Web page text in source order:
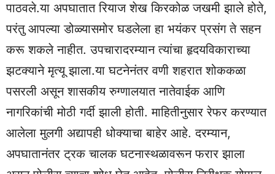
पाठवले.या अपघातात रियाज शेख किरकोळ जखमी झाले होते,
परंतु आपल्या डोळ्यासमोर घडलेला हा भयंकर प्रसंग ते सहन
करू शकले नाहीत. उपचारादरम्यान त्यांचा हृदयविकाराच्या
झटक्याने मृत्यू झाला.या घटनेनंतर वणी शहरात शोककळा
पसरली असून शासकीय रुग्णालयात नातेवाईक आणि
नागरिकांची मोठी गर्दी झाली होती. माहितीनुसार रेफर करण्यात
आलेला मुलगी अद्यापही धोक्याचा बाहेर आहे. दरम्यान,
अपघातानंतर ट्रक चालक घटनास्थळावरून फरार झाला